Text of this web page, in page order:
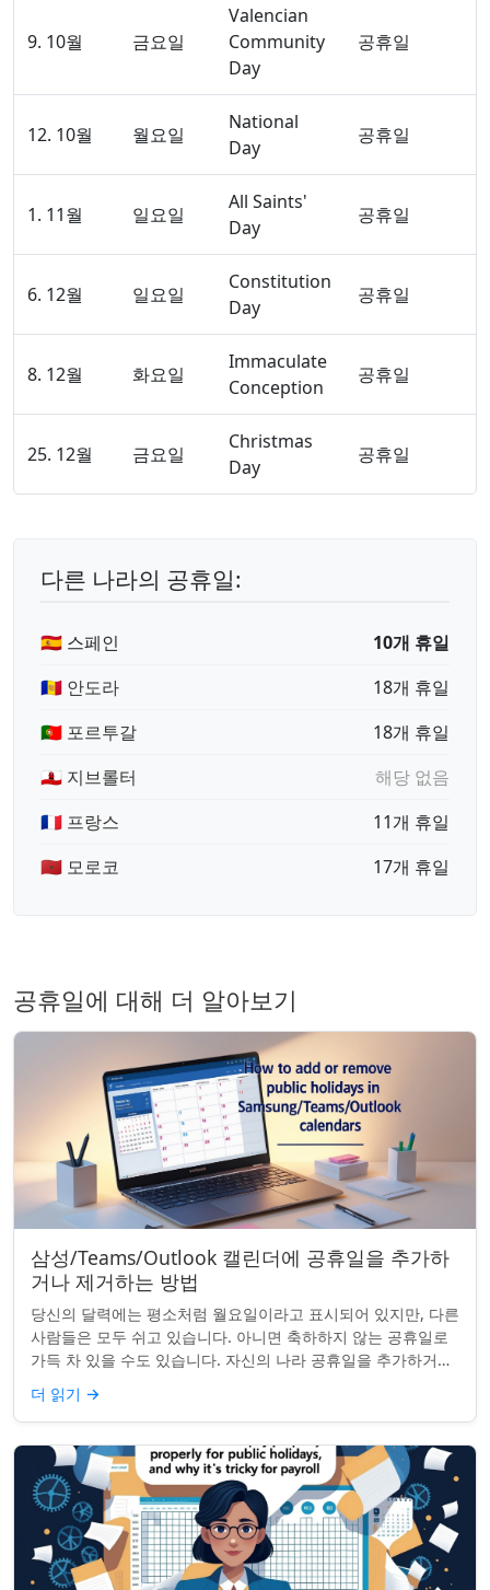
9. 10월 금요일
Valencian
Community
Day
공휴일
12. 10월 월요일
National
Day
공휴일
1. 11월 일요일
All Saints'
Day
공휴일
6. 12월 일요일
Constitution
Day
공휴일
8. 12월 화요일
Immaculate
Conception
공휴일
25. 12월 금요일
Christmas
Day
공휴일
다른 나라의 공휴일:
🇪🇸 스페인
10개 휴일
🇦🇩 안도라
18개 휴일
🇵🇹 포르투갈
18개 휴일
🇬🇮 지브롤터
해당 없음
🇫🇷 프랑스
11개 휴일
🇲🇦 모로코
17개 휴일
공휴일에 대해 더 알아보기
삼성/Teams/Outlook 캘린더에 공휴일을 추가하
거나 제거하는 방법
당신의 달력에는 평소처럼 월요일이라고 표시되어 있지만, 다른
사람들은 모두 쉬고 있습니다. 아니면 축하하지 않는 공휴일로
가득 차 있을 수도 있습니다. 자신의 나라 공휴일을 추가하거나
더 읽기 →